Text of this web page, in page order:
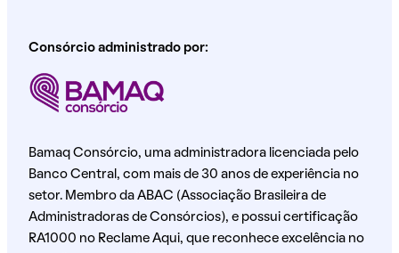
Consórcio administrado por:
Bamaq Consórcio, uma administradora licenciada pelo
Banco Central, com mais de 30 anos de experiência no
setor. Membro da ABAC (Associação Brasileira de
Administradoras de Consórcios), e possui certificação
RA1000 no Reclame Aqui, que reconhece excelência no